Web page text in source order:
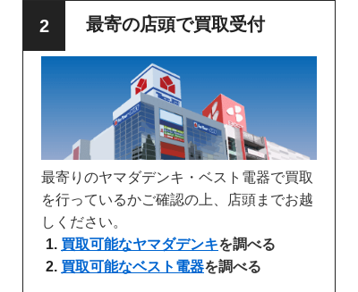
最寄の店頭で買取受付
最寄りのヤマダデンキ・ベスト電器で買取
を行っているかご確認の上、店頭までお越
しください。
買取可能なヤマダデンキを調べる
買取可能なベスト電器を調べる